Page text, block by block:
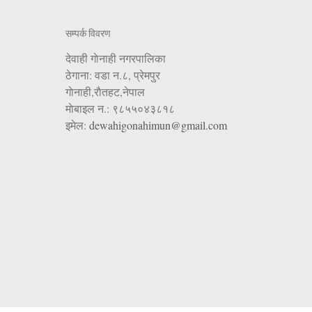
सम्पर्क विवरण
देवाही गाेनाही नगरपालिका
ठेगाना: वडा न.८, प्रेमपुर
गाेनाही,राैतहट,नेपाल
माेबाइल न.: ९८५५०४३८१८
इमेल: dewahigonahimun@gmail.com